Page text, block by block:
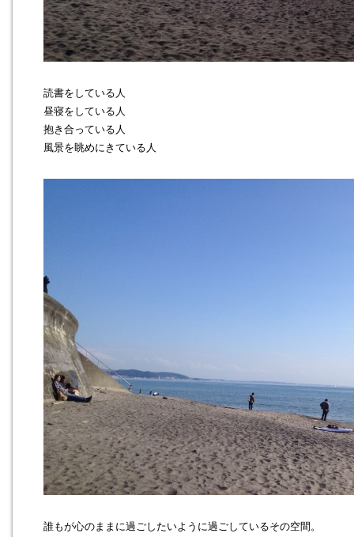
読書をしている人
昼寝をしている人
抱き合っている人
風景を眺めにきている人
誰もが心のままに過ごしたいように過ごしているその空間。